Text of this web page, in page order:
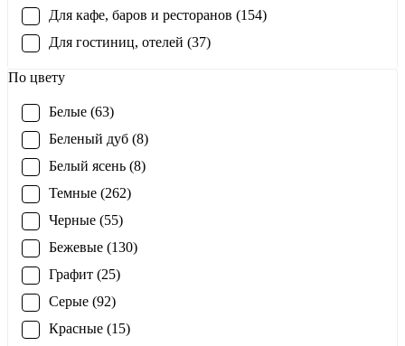
Для кафе, баров и ресторанов (154)
Для гостиниц, отелей (37)
По цвету
Белые (63)
Беленый дуб (8)
Белый ясень (8)
Темные (262)
Черные (55)
Бежевые (130)
Графит (25)
Серые (92)
Красные (15)